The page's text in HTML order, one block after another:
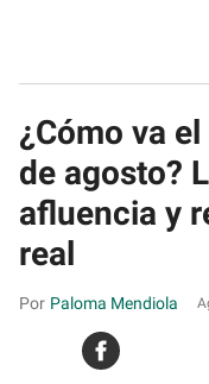
¿Cómo va
de agosto?
afluencia y
real
Paloma Mendiola